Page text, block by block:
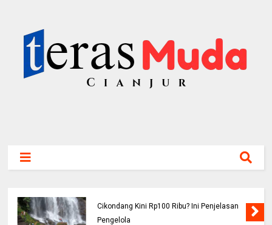
Cikondang Kini Rp100 Ribu? Ini Penjelasan
Pengelola